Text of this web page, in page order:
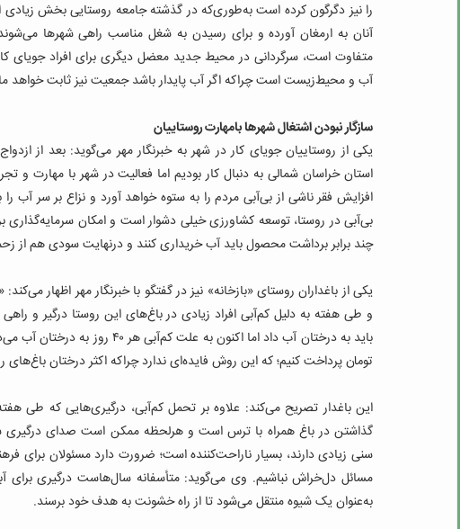
را نیز دگرگون کرده است به‌طوری‌که در گذشته جامعه روستایی بخش زیادی از
آنان به ارمغان آورده و برای رسیدن به شغل مناسب راهی شهرها
متفاوت است، سرگردانی در محیط جدید معضل دیگری برای افراد جویای
آب و محیط‌زیست است چراکه اگر آب پایدار باشد جمعیت نیز ثابت خواهد
سازگار نبودن اشتغال شهرها بامهارت روستاییان
یکی از روستاییان جویای کار در شهر به خبرنگار مهر می‌گوید: بعد از
استان خراسان شمالی به دنبال کار بودیم اما فعالیت در شهر با مهارت و
افزایش فقر ناشی از بی‌آبی مردم را به ستوه خواهد آورد و نزاع بر سر آب
بی‌آبی در روستا، توسعه کشاورزی خیلی دشوار است و امکان سرمایه‌گذاری
چند برابر برداشت محصول باید آب خریداری کنند و درنهایت سودی هم از
یکی از باغداران روستای «بازخانه» نیز در گفتگو با خبرنگار مهر اظهار
باید به درختان آب داد اما اکنون به علت کم‌آبی هر ۴۰ روز به درختان آب می‌دهیم.
تومان پرداخت کنیم؛ که این روش فایده‌ای ندارد چراکه اکثر درختان
این باغدار تصریح می‌کند: علاوه بر تحمل کم‌آبی، درگیری‌هایی که طی
گذاشتن در باغ همراه با ترس است و هرلحظه ممکن است صدای درگیری
سنی زیادی دارند، بسیار ناراحت‌کننده است؛ ضرورت دارد مسئولان برای
مسائل دل‌خراش نباشیم. وی می‌گوید: متأسفانه سال‌هاست درگیری برای
به‌عنوان یک شیوه منتقل می‌شود تا از راه خشونت به هدف خود برسند.